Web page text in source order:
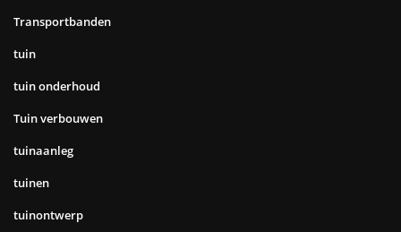
Transportbanden
tuin
tuin onderhoud
Tuin verbouwen
tuinaanleg
tuinen
tuinontwerp